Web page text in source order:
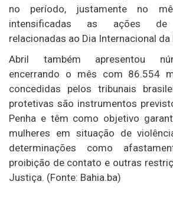
no período, justamente no
intensificadas as ações de
relacionadas ao Dia Internacional da
Abril também apresentou
encerrando o mês com 86.554
concedidas pelos tribunais
protetivas são instrumentos
Penha e têm como objetivo
mulheres em situação de
determinações como
proibição de contato e outras
Justiça. (Fonte: Bahia.ba)